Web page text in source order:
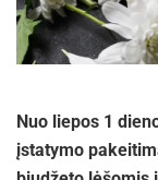
Nuo liepos 1
įstatymo